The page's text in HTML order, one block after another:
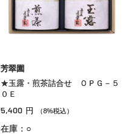
芳翠園
★玉露・煎茶詰合せ ＯＰＧ－５
０Ｅ
5,400 円 （8%税込）
在庫：○